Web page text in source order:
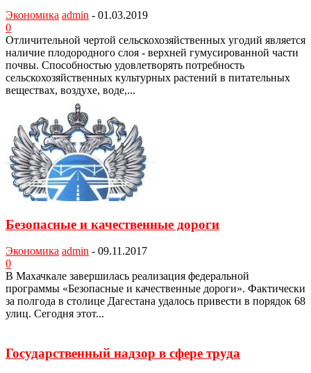
Экономика admin - 01.03.2019
0
Отличительной чертой сельскохозяйствен­ных угодий является
наличие плодородного слоя - верхней гумусированной части
почвы. Способностью удовлетворять потребность
сельскохозяйственных культурных растений в питательных
веществах, воздухе, воде,...
Безопасные и качественные дороги
Экономика admin - 09.11.2017
0
В Махачкале завершилась реа­лизация федеральной
программы «Безопасные и качественные доро­ги». Фактически
за полгода в столице Дагестана удалось привести в поря­док 68
улиц. Сегодня этот...
Государственный надзор в сфере труда